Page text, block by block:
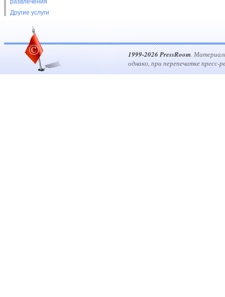
развлечения
Другие услуги
1999-2026 PressRoom.
однако, при перепечатке пресс-